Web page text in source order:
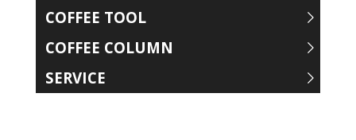
COFFEE TOOL
COFFEE COLUMN
SERVICE